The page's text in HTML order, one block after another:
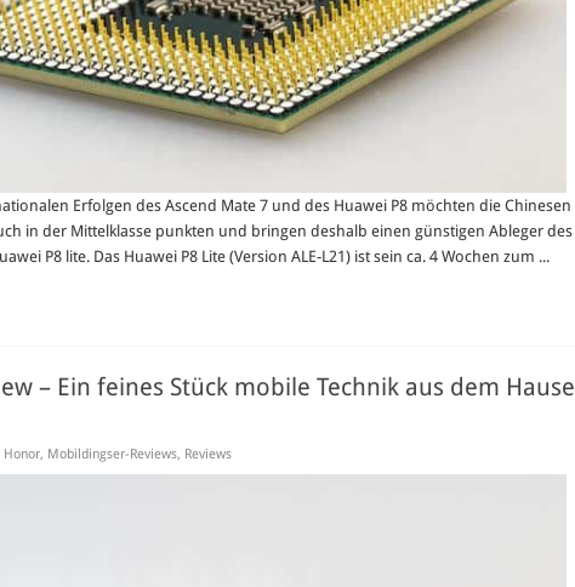
Erfolgen des Ascend Mate 7 und des Huawei P8 möchten die Chinesen
in der Mittelklasse punkten und bringen deshalb einen günstigen Ableger des
P8 lite. Das Huawei P8 Lite (Version ALE-L21) ist sein ca. 4 Wochen zum ...
– Ein feines Stück mobile Technik aus dem Hause
Honor, Mobildingser-Reviews, Reviews